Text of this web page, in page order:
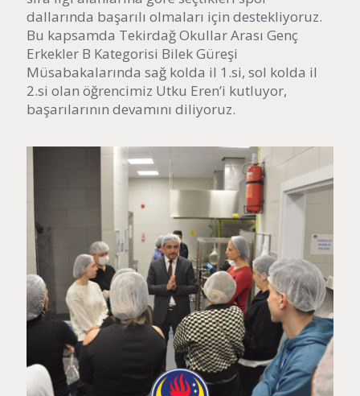
dallarında başarılı olmaları için destekliyoruz.
Bu kapsamda Tekirdağ Okullar Arası Genç
Erkekler B Kategorisi Bilek Güreşi
Müsabakalarında sağ kolda il 1.si, sol kolda il
2.si olan öğrencimiz Utku Eren’i kutluyor,
başarılarının devamını diliyoruz.